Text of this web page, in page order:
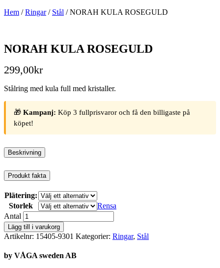
Hem /Ringar/ Stål / NORAH KULA ROSEGULD
NORAH KULA ROSEGULD
299,00kr
Stålring med kula full med kristaller.
🎁 Kampanj: Köp 3 fullprisvaror och få den billigaste på
köpet!
Beskrivning
Produkt fakta
Plätering:
Storlek
Rensa
Antal
Lägg till i varukorg
Artikelnr: 15405-9301 Kategorier: Ringar, Stål
by VÅGA sweden AB